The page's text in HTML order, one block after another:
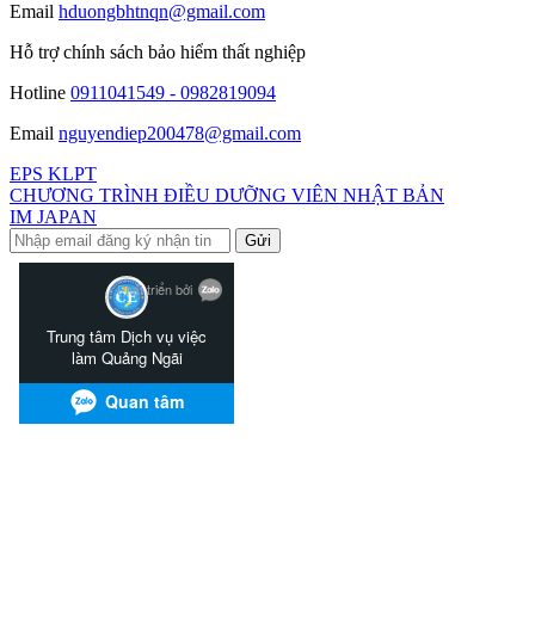
Email hduongbhtnqn@gmail.com
Hỗ trợ chính sách bảo hiểm thất nghiệp
Hotline 0911041549 - 0982819094
Email nguyendiep200478@gmail.com
EPS KLPT
CHƯƠNG TRÌNH ĐIỀU DƯỠNG VIÊN NHẬT BẢN
IM JAPAN
Gửi